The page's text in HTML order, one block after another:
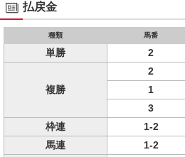
払戻金
種類 馬番
単勝 2
複勝
2
1
3
枠連
1-2
馬連
1-2